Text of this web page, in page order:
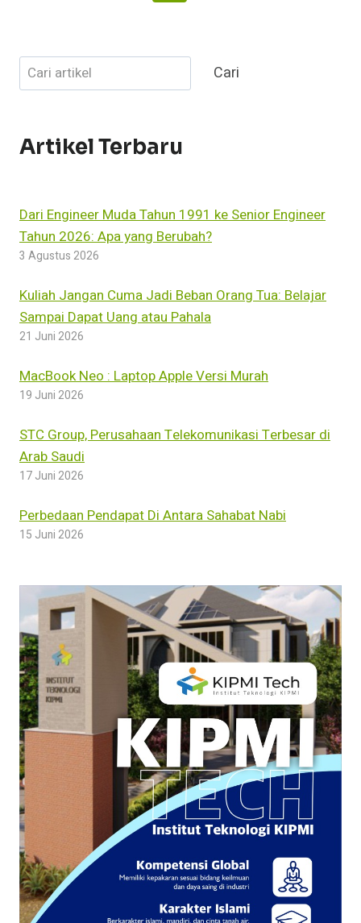
Cari Cari
Artikel Terbaru
Dari Engineer Muda Tahun 1991 ke Senior Engineer
Tahun 2026: Apa yang Berubah?
3 Agustus 2026
Kuliah Jangan Cuma Jadi Beban Orang Tua: Belajar
Sampai Dapat Uang atau Pahala
21 Juni 2026
MacBook Neo : Laptop Apple Versi Murah
19 Juni 2026
STC Group, Perusahaan Telekomunikasi Terbesar di
Arab Saudi
17 Juni 2026
Perbedaan Pendapat Di Antara Sahabat Nabi
15 Juni 2026